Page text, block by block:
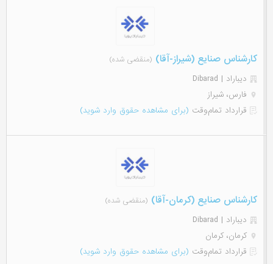
کارشناس صنایع (شیراز-آقا) (منقضی شده)
دیباراد | Dibarad
فارس، شیراز
قرارداد تمام‌وقت (برای مشاهده حقوق وارد شوید)
کارشناس صنایع (کرمان-آقا) (منقضی شده)
دیباراد | Dibarad
کرمان، کرمان
قرارداد تمام‌وقت (برای مشاهده حقوق وارد شوید)